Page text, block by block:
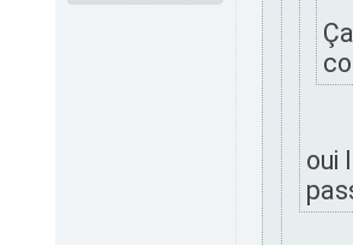
oui